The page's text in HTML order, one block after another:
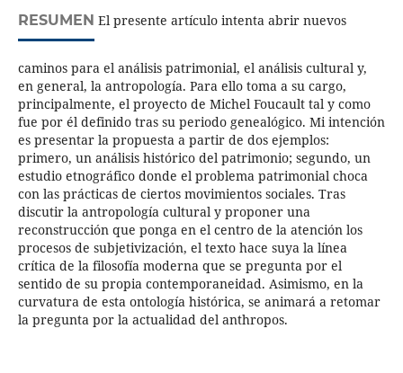
RESUMEN El presente artículo intenta abrir nuevos
caminos para el análisis patrimonial, el análisis cultural y,
en general, la antropología. Para ello toma a su cargo,
principalmente, el proyecto de Michel Foucault tal y como
fue por él definido tras su periodo genealógico. Mi intención
es presentar la propuesta a partir de dos ejemplos:
primero, un análisis histórico del patrimonio; segundo, un
estudio etnográfico donde el problema patrimonial choca
con las prácticas de ciertos movimientos sociales. Tras
discutir la antropología cultural y proponer una
reconstrucción que ponga en el centro de la atención los
procesos de subjetivización, el texto hace suya la línea
crítica de la filosofía moderna que se pregunta por el
sentido de su propia contemporaneidad. Asimismo, en la
curvatura de esta ontología histórica, se animará a retomar
la pregunta por la actualidad del anthropos.